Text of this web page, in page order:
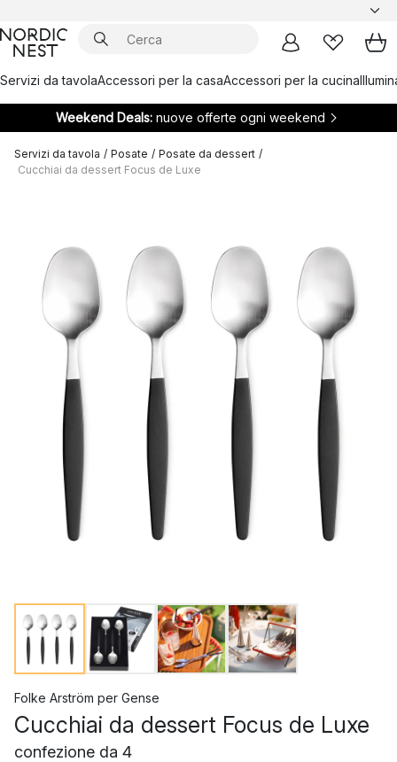
Servizi da tavolaAccessori per la casaAccessori per la cucina
Weekend Deals: nuove offerte ogni weekend
Servizi da tavola / Posate / Posate da dessert /
Cucchiai da dessert Focus de Luxe
Folke Arström per Gense
Cucchiai da dessert Focus de Luxe
confezione da 4